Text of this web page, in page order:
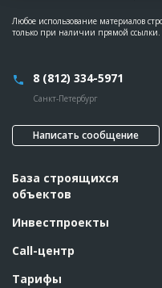
Любое использование материалов
только при наличии прямой ссылки.
8 (812) 334-5971
Санкт-Петербург
Написать сообщение
База строящихся
объектов
Инвестпроекты
Call-центр
Тарифы